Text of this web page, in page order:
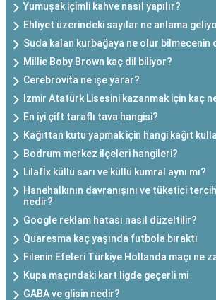
Yumuşak içimli kahve nasıl yapılır?
Ehliyet üzerindeki sayılar ne anlama
Suda kalan kurbağaya ne olur bilmecenin
Millie Boby Brown kaç dil biliyor?
Cerebrovita ne işe yarar?
İzmir Atatürk Lisesini kazanmak için kaç
En iyi çift taraflı tava hangisi?
Kağıttan kutu yapmak için hangi kağıt
Bodrum merkez ilçeleri hangileri?
Lilafİx küllü sarı ve küllü kumral aynı mı?
Hanehalkının davranışını ve tüketici
nedir?
Google reklam hatası nasıl düzeltilir?
Quaresma kaç yaşında futbola bıraktı
Filenin Efeleri Türkiye Hollanda maçı ne
Kupa maçındaki kart ligde geçerli mi
GABA ve glisin nedir?